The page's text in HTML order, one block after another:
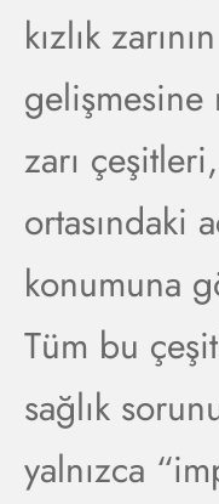
kızlık
gelişmesine
zarı
ortasındaki
konumuna
Tüm bu
sağlık
yalnızca